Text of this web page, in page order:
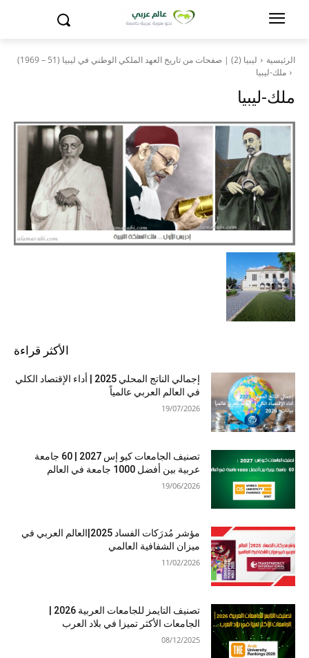
الرئيسية
ليبيا (2) | صفحات من تاريخ العهد الملكي الوطني في ليبيا (51 – 1969)
ملك-ليبيا
ملك-ليبيا
الأكثر قراءة
إجمالي الناتج المحلي 2025 | أداء الإقتصاد الكلي
في العالم العربي عالمياً
19/07/2026
تصنيف الجامعات كيو إس 2027 | 60 جامعة
عربية بين أفضل 1000 جامعة في العالم
19/06/2026
مؤشر مُدرَكات الفساد 2025|العالم العربي في
ميزان الشفافية العالمي
11/02/2026
الجامعات الأكثر تميزا في بلاد العرب
08/12/2025